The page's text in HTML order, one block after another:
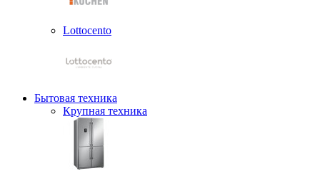
Lottocento
Бытовая техника
Крупная техника